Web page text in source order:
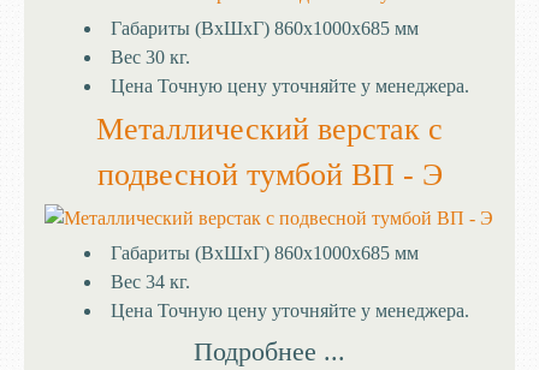
Габариты (ВхШхГ) 860х1000х685 мм
Вес 30 кг.
Цена Точную цену уточняйте у менеджера.
Металлический верстак с
подвесной тумбой ВП - Э
Габариты (ВхШхГ) 860х1000х685 мм
Вес 34 кг.
Цена Точную цену уточняйте у менеджера.
Подробнее ...